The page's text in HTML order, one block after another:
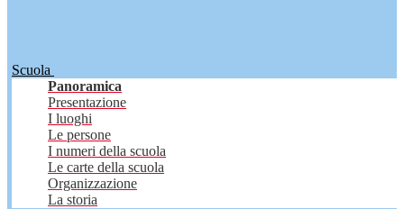
Scuola
Panoramica
Presentazione
I luoghi
Le persone
I numeri della scuola
Le carte della scuola
Organizzazione
La storia